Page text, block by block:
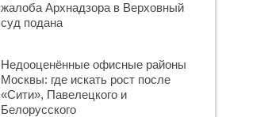
жалоба Архнадзора в Верховный
суд подана
Недооценённые офисные районы
Москвы: где искать рост после
«Сити», Павелецкого и
Белорусского